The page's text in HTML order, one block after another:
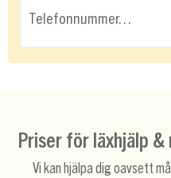
Telefonnummer…
Priser för läxhjälp
Vi kan hjälpa dig oavsett